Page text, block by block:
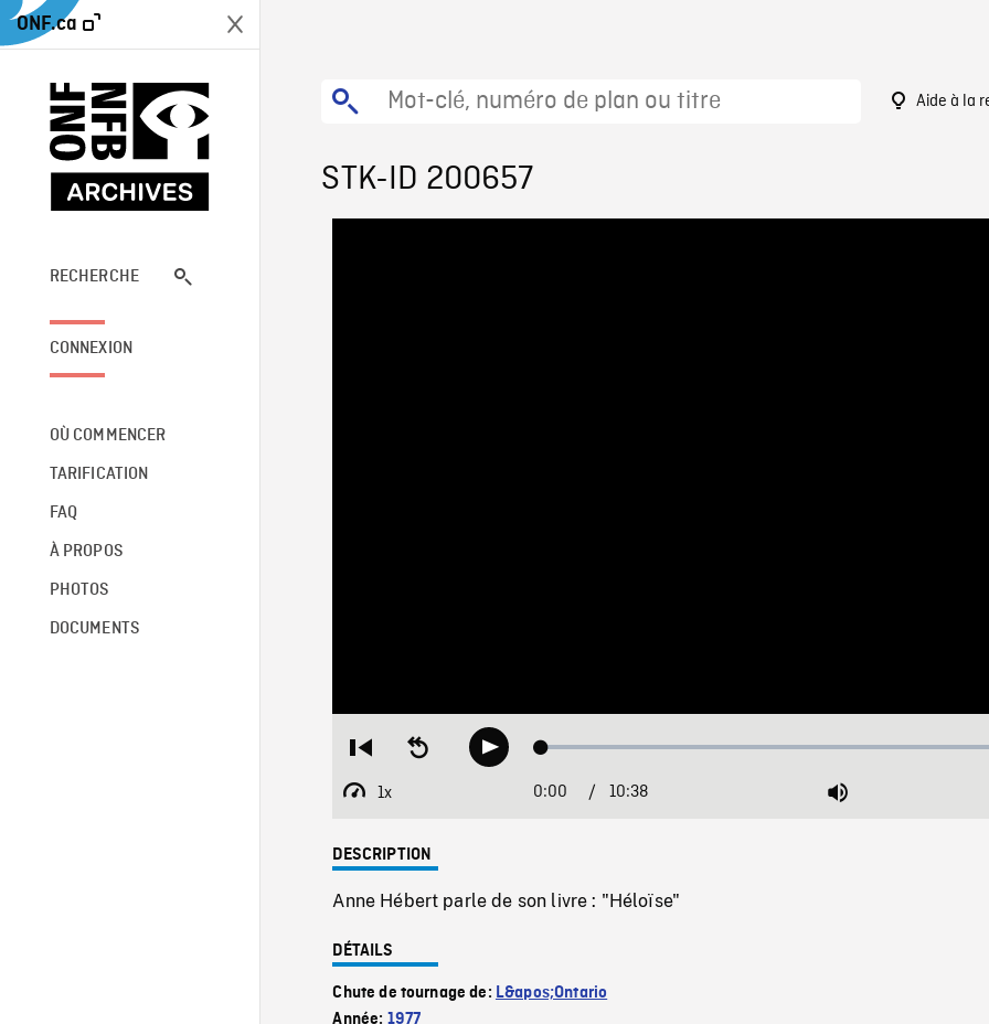
ONF.ca
RECHERCHE
CONNEXION
OÙ COMMENCER
TARIFICATION
FAQ
À PROPOS
PHOTOS
DOCUMENTS
Aide à la
STK-ID 200657
Restart
beginning
Seek
backwardPlay Loaded:
1x
Playback
Current
0:00 / Duration
10:38 Mute
DESCRIPTION
Anne Hébert parle de son livre : "Héloïse"
DÉTAILS
Chute de tournage de: L&apos;Ontario
Année: 1977